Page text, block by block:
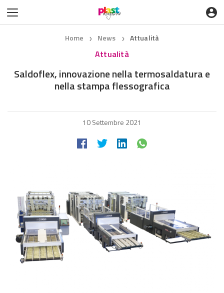
Home ❯ News ❯ Attualità
Attualità
Saldoflex, innovazione nella termosaldatura e
nella stampa flessografica
10 Settembre 2021